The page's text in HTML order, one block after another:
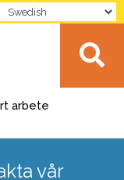
arbete
vår